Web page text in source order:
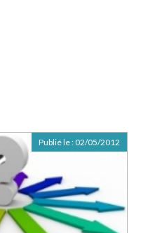
Publié le : 02/05/2012